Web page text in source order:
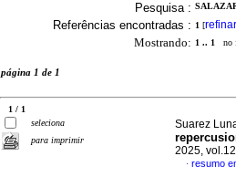
Pesquisa :
Referências encontradas : 1 [refinar
Mostrando: 1 .. 1 no
página 1 de 1
1 / 1
seleciona
para imprimir
Suarez
2025,
· resumo